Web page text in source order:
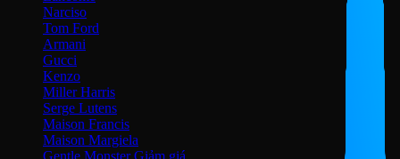
Narciso
Tom Ford
Armani
Gucci
Kenzo
Miller Harris
Serge Lutens
Maison Francis
Maison Margiela